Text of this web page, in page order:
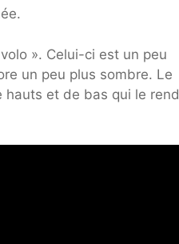
». Celui-ci est un peu
un peu plus sombre. Le
et de bas qui le rend